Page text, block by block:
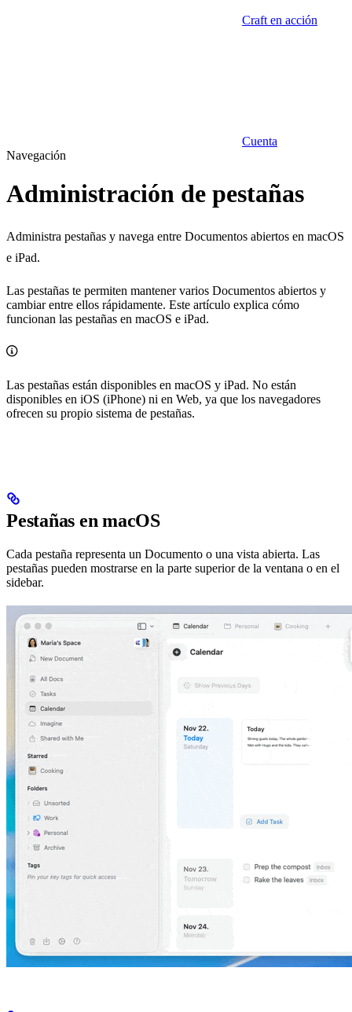
Craft en acción
Cuenta
Navegación
Administración de pestañas
Administra pestañas y navega entre Documentos abiertos en macOS
e iPad.
Las pestañas te permiten mantener varios Documentos abiertos y
cambiar entre ellos rápidamente. Este artículo explica cómo
funcionan las pestañas en macOS e iPad.
Las pestañas están disponibles en macOS y iPad. No están
disponibles en iOS (iPhone) ni en Web, ya que los navegadores
ofrecen su propio sistema de pestañas.
Pestañas en macOS
Cada pestaña representa un Documento o una vista abierta. Las
pestañas pueden mostrarse en la parte superior de la ventana o en el
sidebar.